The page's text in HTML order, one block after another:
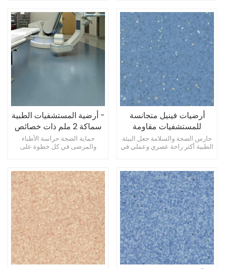
- أرضية المستشفيات الطبية
سماكة 2 ملم ذات خصائص
أمان عالية ومضادة
للميكروبات
حماية الصحة حراسة الأطباء
والمرضى في كل خطوة على
أرضيات فينيل متجانسة
للمستشفيات مقاومة
للأحماض والقلويات بسمك 2
ملم
حارس الصحة والسلامة جعل البيئة
الطبية أكثر راحة عصري وعملي في